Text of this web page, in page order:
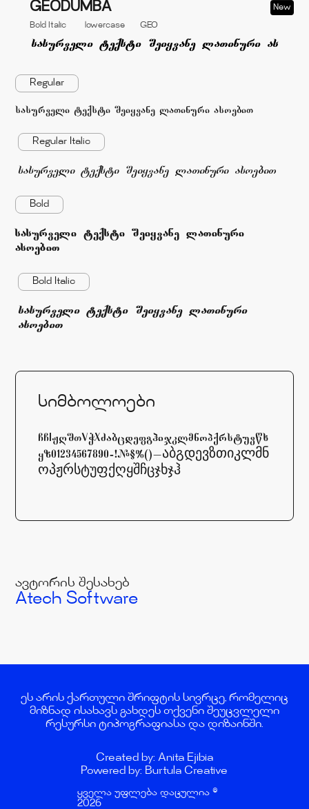
GEODUMBA New
Bold Italic lowercase GEO
Regular
sasurveli teqsti Seiyvane laTinuri asoebiT
Regular Italic
sasurveli teqsti Seiyvane laTinuri asoebiT
Bold
sasurveli teqsti Seiyvane laTinuri
asoebiT
Bold Italic
sasurveli teqsti Seiyvane laTinuri
asoebiT
სიმბოლოები
ABCDEFCHIJKLMNOPQRSTYVWXYZabcdefghijklmnopqrstuvwx
yz01234567890-=!@#$%^&*()_+[]\აბგდევზთიკლმნ
ოპჟრსტუფქღყშჩცჯხჯჰ
ავტორის შესახებ
Atech Software
ეს არის ქართული შრიფტის სივრცე, რომელიც
მიზნად ისახავს გახდეს თქვენი შეუცვლელი
რესურსი ტიპოგრაფიასა და დიზაინში.
Created by: Anita Ejibia
Powered by: Burtula Creative
ყველა უფლება დაცულია ©
2026